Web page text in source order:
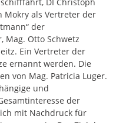
Mokry als Vertreter der
der
Mag. Otto Schwetz
Ein Vertreter der
ernannt werden. Die
von Mag. Patricia Luger.
und
der
mit Nachdruck für